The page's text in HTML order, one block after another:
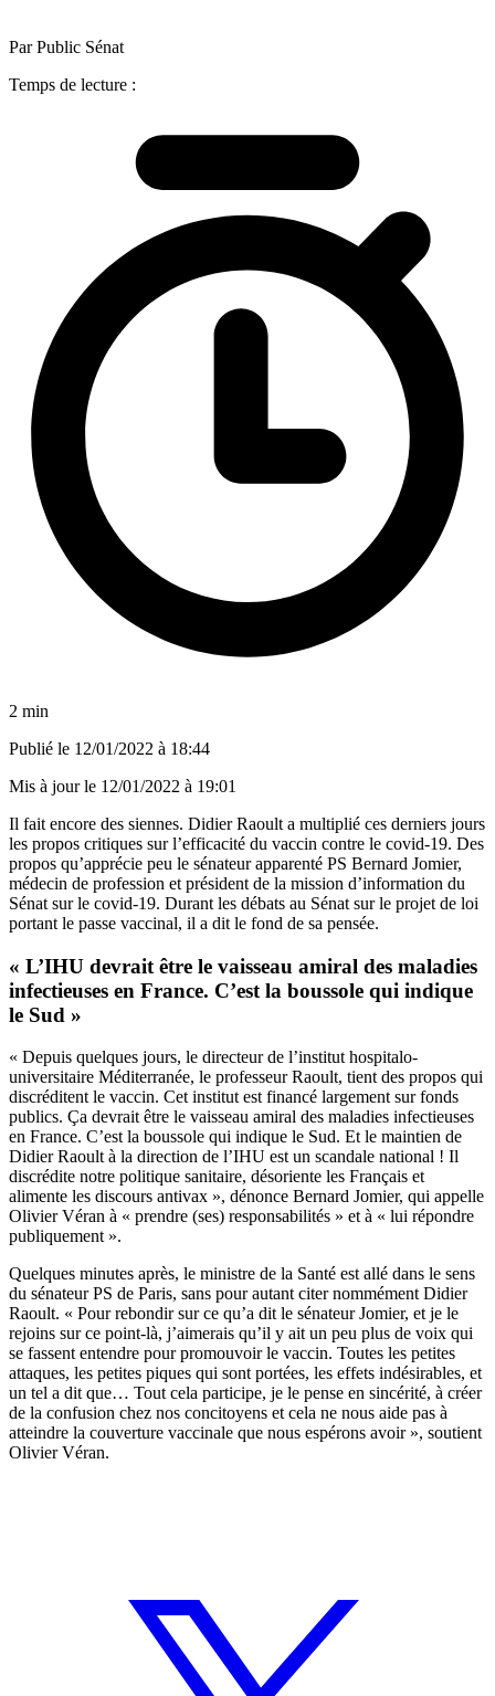
Par Public Sénat
Temps de lecture :
2 min
Publié le 12/01/2022 à 18:44
Mis à jour le 12/01/2022 à 19:01
Il fait encore des siennes. Didier Raoult a multiplié ces derniers jours
les propos critiques sur l’efficacité du vaccin contre le covid-19. Des
propos qu’apprécie peu le sénateur apparenté PS Bernard Jomier,
médecin de profession et président de la mission d’information du
Sénat sur le covid-19. Durant les débats au Sénat sur le projet de loi
portant le passe vaccinal, il a dit le fond de sa pensée.
« L’IHU devrait être le vaisseau amiral des maladies
infectieuses en France. C’est la boussole qui indique
le Sud »
« Depuis quelques jours, le directeur de l’institut hospitalo-
universitaire Méditerranée, le professeur Raoult, tient des propos qui
discréditent le vaccin. Cet institut est financé largement sur fonds
publics. Ça devrait être le vaisseau amiral des maladies infectieuses
en France. C’est la boussole qui indique le Sud. Et le maintien de
Didier Raoult à la direction de l’IHU est un scandale national ! Il
discrédite notre politique sanitaire, désoriente les Français et
alimente les discours antivax », dénonce Bernard Jomier, qui appelle
Olivier Véran à « prendre (ses) responsabilités » et à « lui répondre
publiquement ».
Quelques minutes après, le ministre de la Santé est allé dans le sens
du sénateur PS de Paris, sans pour autant citer nommément Didier
Raoult. « Pour rebondir sur ce qu’a dit le sénateur Jomier, et je le
rejoins sur ce point-là, j’aimerais qu’il y ait un peu plus de voix qui
se fassent entendre pour promouvoir le vaccin. Toutes les petites
attaques, les petites piques qui sont portées, les effets indésirables, et
un tel a dit que… Tout cela participe, je le pense en sincérité, à créer
de la confusion chez nos concitoyens et cela ne nous aide pas à
atteindre la couverture vaccinale que nous espérons avoir », soutient
Olivier Véran.